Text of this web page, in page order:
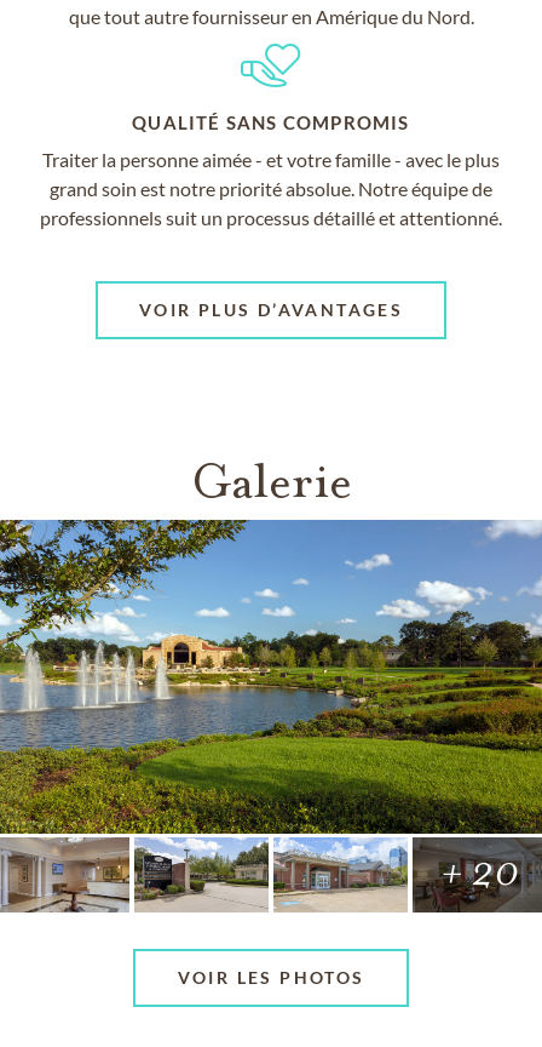
que tout autre fournisseur en Amérique du Nord.
QUALITÉ SANS COMPROMIS
Traiter la personne aimée - et votre famille - avec le plus
grand soin est notre priorité absolue. Notre équipe de
professionnels suit un processus détaillé et attentionné.
VOIR PLUS D’AVANTAGES
Galerie
+ 20
VOIR LES PHOTOS